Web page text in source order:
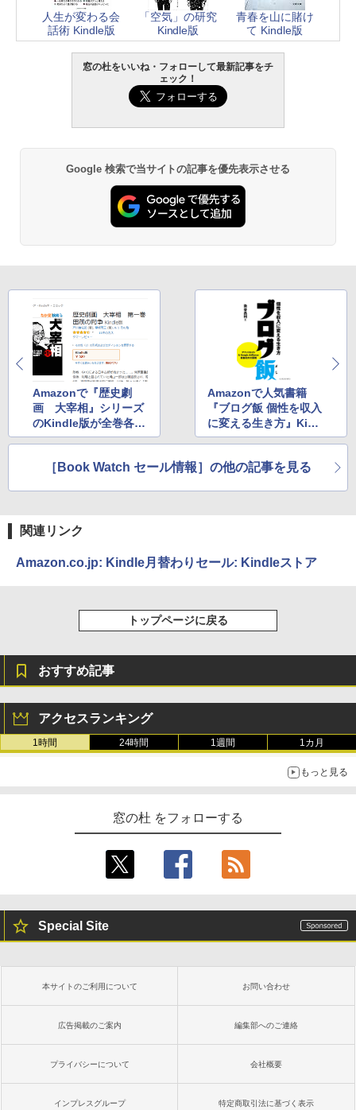
人生が変わる会
話術 Kindle版
「空気」の研究
Kindle版
青春を山に賭け
て Kindle版
窓の杜をいいね・フォローして最新記事をチ
ェック！
Google 検索で当サイトの記事を優先表示させる
Amazonで『歴史劇
画 大宰相』シリーズ
のKindle版が全巻各52
9円で購入可能なセー
Amazonで人気書籍
『ブログ飯 個性を収入
に変える生き方』Kind
le版が64％OFFのセー
［Book Watch セール情報］の他の記事を見る
関連リンク
Amazon.co.jp: Kindle月替わりセール: Kindleストア
トップページに戻る
おすすめ記事
アクセスランキング
1時間 24時間 1週間 1カ月
もっと見る
窓の杜 をフォローする
Special Site
本サイトのご利用について お問い合わせ
広告掲載のご案内 編集部へのご連絡
プライバシーについて 会社概要
インプレスグループ 特定商取引法に基づく表示